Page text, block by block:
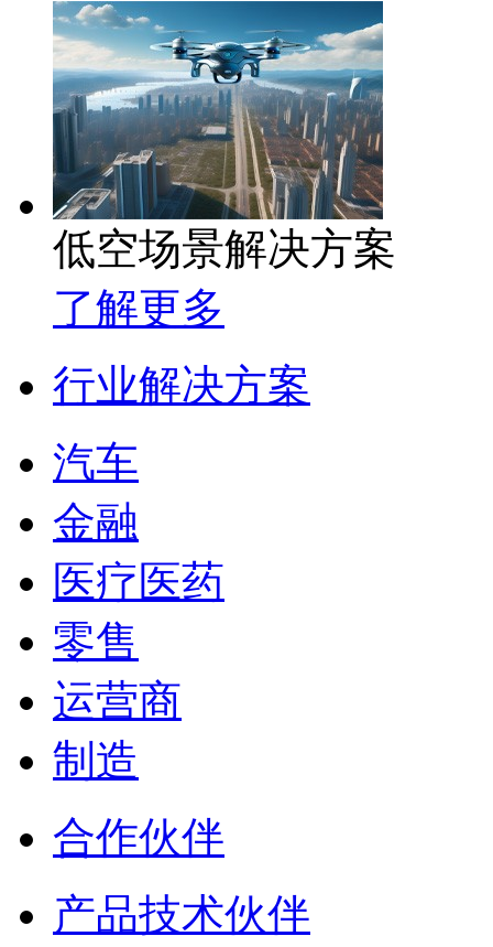
低空场景解决方案
了解更多
行业解决方案
汽车
金融
医疗医药
零售
运营商
制造
合作伙伴
产品技术伙伴